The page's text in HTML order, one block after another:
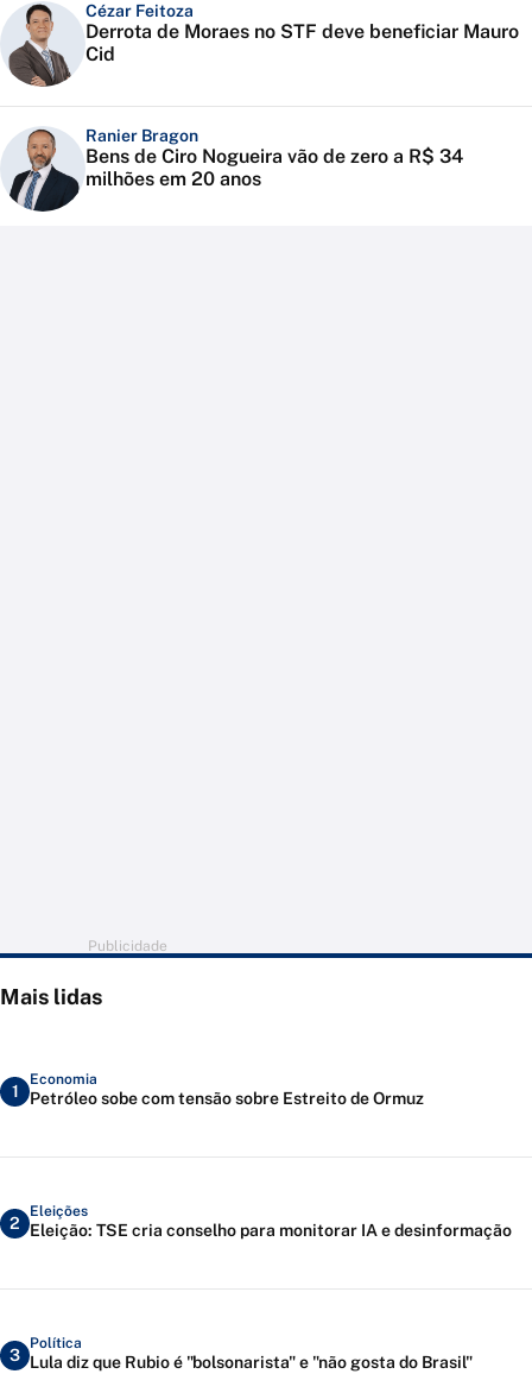
Cézar Feitoza
Derrota de Moraes no STF deve beneficiar Mauro
Cid
Ranier Bragon
Bens de Ciro Nogueira vão de zero a R$ 34
milhões em 20 anos
Publicidade
Mais lidas
1
Economia
Petróleo sobe com tensão sobre Estreito de Ormuz
2
Eleições
Eleição: TSE cria conselho para monitorar IA e desinformação
3
Política
Lula diz que Rubio é "bolsonarista" e "não gosta do Brasil"